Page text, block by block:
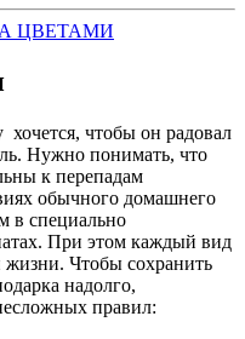
ЦВЕТАМИ
чтобы он радовал
Нужно понимать, что
к перепадам
обычного домашнего
в специально
При этом каждый вид
жизни. Чтобы сохранить
надолго,
правил: